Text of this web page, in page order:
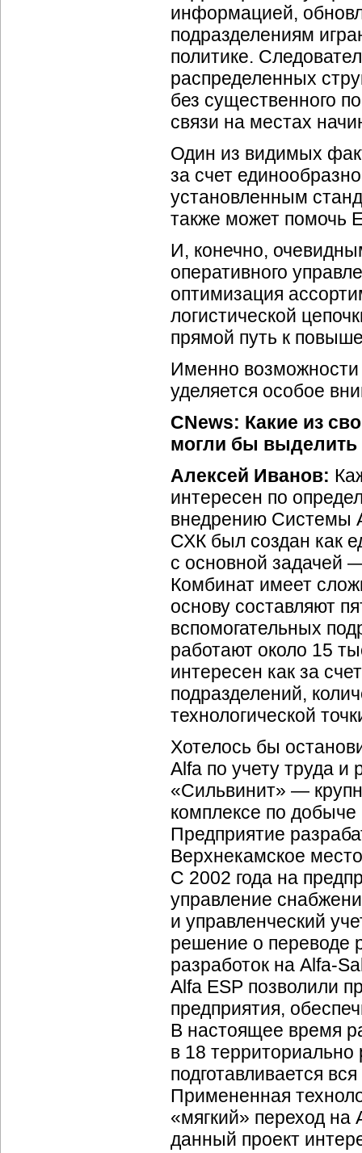
информацией,
подразделениям
политике.
распределенных
без существенного
связи на местах
Один из видимых
за счет
установленным
также может помочь
И, конечно,
оперативного
оптимизация
логистической
прямой путь к
Именно возможности
уделяется особое
CNews: Какие из
могли бы выделить
Алексей Иванов:
интересен по
внедрению Системы
СХК был создан как
с основной задачей
Комбинат имеет
основу составляют
вспомогательных
работают около 15
интересен как за
подразделений,
технологической
Хотелось бы
Alfa по учету труда и
«Сильвинит» —
комплексе по
Предприятие
Верхнекамское
С 2002 года на
управление
и управленческий
решение о переводе
разработок на Alfa-
Alfa ESP позволили
предприятия,
В настоящее время
в 18 территориально
подготавливается
Примененная
«мягкий» переход на
данный проект